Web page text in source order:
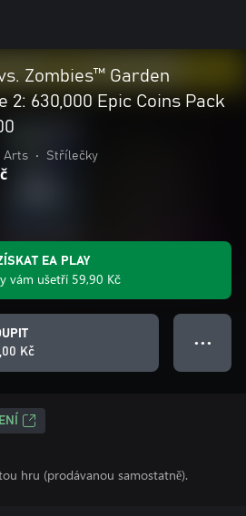
Zombies™ Garden
2: 630,000 Epic Coins Pack
Arts • Střílečky
EA PLAY
vám ušetří 59,90 Kč
Kč
● ● ●
hru (prodávanou samostatně).